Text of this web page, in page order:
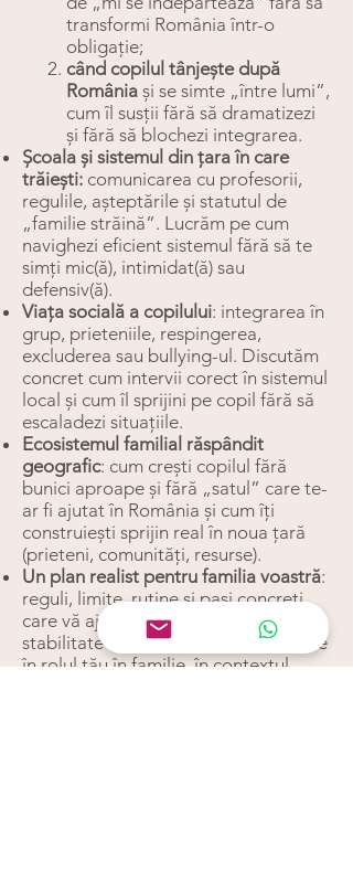
transformi România într-o
obligație;
când copilul tânjește după
România și se simte „între lumi”,
cum îl susții fără să dramatizezi
și fără să blochezi integrarea.
Școala și sistemul din țara în care
trăiești: comunicarea cu profesorii,
regulile, așteptările și statutul de
„familie străină”. Lucrăm pe cum
navighezi eficient sistemul fără să te
simți mic(ă), intimidat(ă) sau
defensiv(ă).
Viața socială a copilului: integrarea în
grup, prieteniile, respingerea,
excluderea sau bullying-ul. Discutăm
concret cum intervii corect în sistemul
local și cum îl sprijini pe copil fără să
escaladezi situațiile.
Ecosistemul familial răspândit
geografic: cum crești copilul fără
bunici aproape și fără „satul” care te-
ar fi ajutat în România și cum îți
construiești sprijin real în noua țară
(prieteni, comunități, resurse).
Un plan realist pentru familia voastră:
reguli, limite, rutine și pași concreți
care vă ajută să aveți mai multă
stabilitate acasă și mai multă claritate
în rolul tău în familie, în contextul